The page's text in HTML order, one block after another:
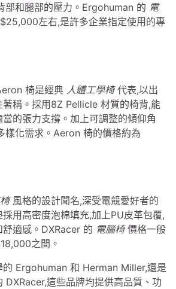
部和腿部的壓力。Ergohuman 的 電
左右,是許多企業指定使用的專
椅是經典 人體工學椅代表,以出
稱。採用8Z Pellicle 材質的椅背,能
的張力支撐。加上可調整的傾仰角
樣化需求。Aeron 椅的價格約為
風格的設計聞名,深受電競愛好者的
用高密度泡棉填充,加上PU皮革包覆,
適感。DXRacer 的 電腦椅價格一般
之間。
的 Ergohuman 和 Herman Miller,還是
DXRacer,這些品牌均提供高品質、功